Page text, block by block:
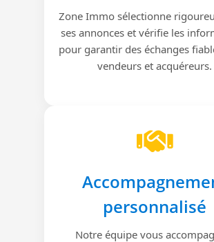
Zone Immo sélectionne
ses annonces et vérifie les
pour garantir des échanges
vendeurs et acquéreurs.
personnalisé
Notre équipe vous